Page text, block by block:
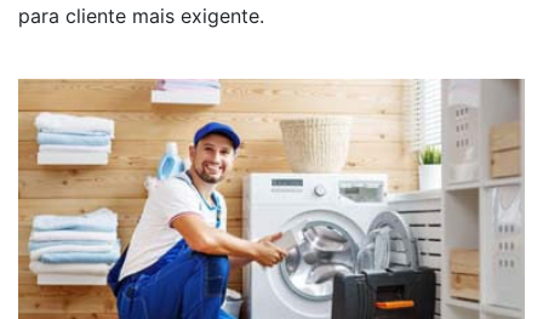
para cliente mais exigente.